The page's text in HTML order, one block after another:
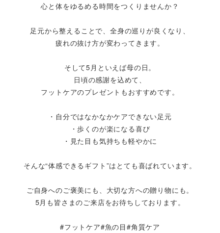
心と体をゆるめる時間をつくりませんか？
足元から整えることで、全身の巡りが良くなり、
疲れの抜け方が変わってきます。
そして5月といえば母の日。
日頃の感謝を込めて、
フットケアのプレゼントもおすすめです。
・自分ではなかなかケアできない足元
・歩くのが楽になる喜び
・見た目も気持ちも軽やかに
そんな“体感できるギフト”はとても喜ばれています。
ご自身へのご褒美にも、大切な方への贈り物にも。
5月も皆さまのご来店をお待ちしております。
#フットケア#魚の目#角質ケア